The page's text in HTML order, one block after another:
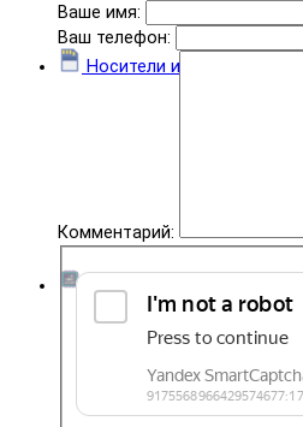
Ваше имя:
Ваш телефон:
Комментарий:
Носители информации
Комплектующие